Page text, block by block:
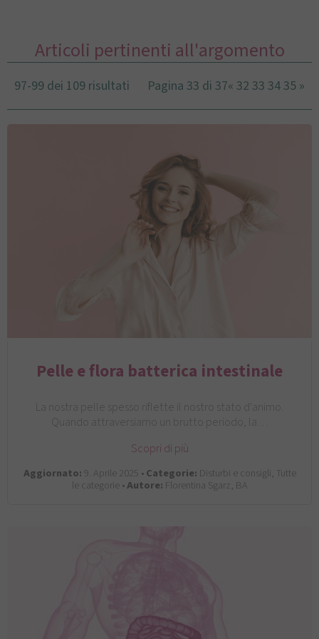
Articoli pertinenti all'argomento
97-99 dei 109 risultati Pagina 33 di 37« 32 33 3435 »
Pelle e flora batterica intestinale
La nostra pelle spesso riflette il nostro stato d'animo.
Quando attraversiamo un brutto periodo, la…
Scopri di più
Aggiornato:9. Aprile 2025 •Categorie: Disturbi e consigli, Tutte
le categorie •Autore: Florentina Sgarz, BA